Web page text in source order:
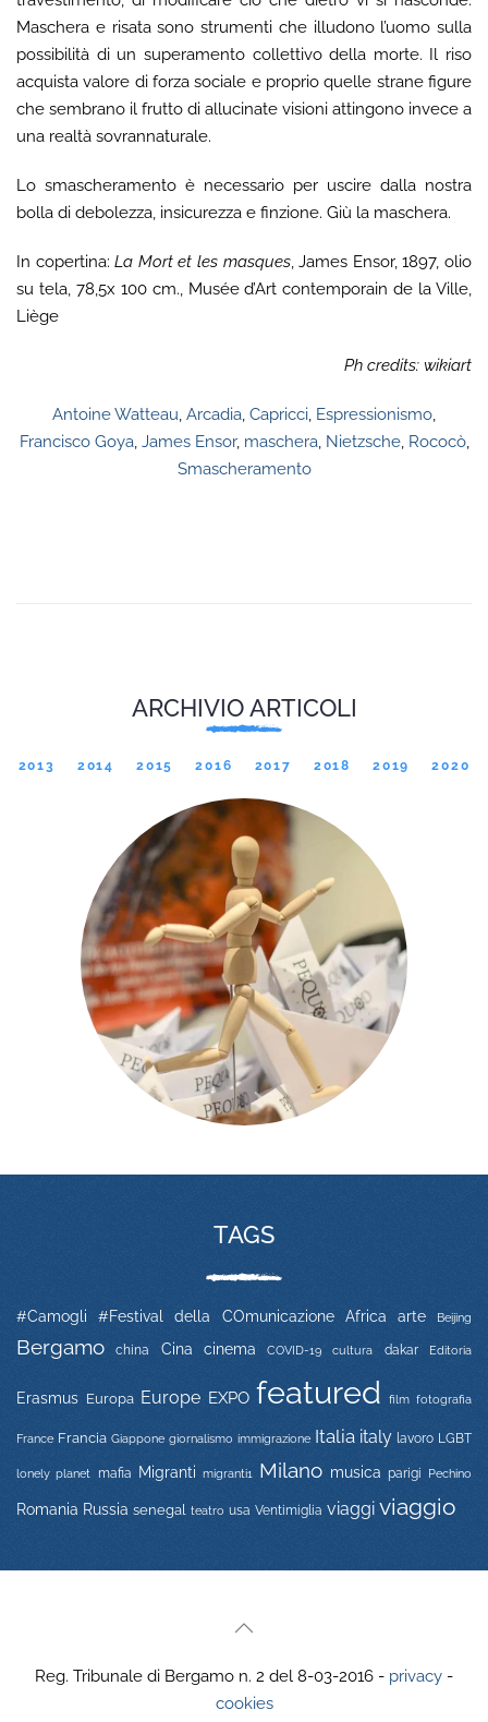
Maschera e risata sono strumenti che illudono l’uomo sulla
possibilità di un superamento collettivo della morte. Il riso
acquista valore di forza sociale e proprio quelle strane figure
che sembrano il frutto di allucinate visioni attingono invece a
una realtà sovrannaturale.
Lo smascheramento è necessario per uscire dalla nostra
bolla di debolezza, insicurezza e finzione. Giù la maschera.
In copertina:La Mort et les masques, James Ensor, 1897, olio
su tela, 78,5x 100 cm., Musée d’Art contemporain de la Ville,
Liège
Ph credits: wikiart
Antoine Watteau, Arcadia, Capricci, Espressionismo,
Francisco Goya, James Ensor, maschera, Nietzsche, Rococò,
Smascheramento
ARCHIVIO ARTICOLI
2013 2014 2015 2016 2017 2018 2019 2020
TAGS
#Camogli #Festival della COmunicazione Africa arte Beijing
Bergamo china Cina cinema COVID-19 cultura dakar Editoria
Erasmus Europa Europe EXPO featured film fotografia
France Francia Giappone giornalismo immigrazione Italia italy lavoro LGBT
lonely planet mafia Migranti migranti1 Milano musica parigi Pechino
Romania Russia senegal teatro usa Ventimiglia viaggi viaggio
Reg. Tribunale di Bergamo n. 2 del 8-03-2016 - privacy -
cookies